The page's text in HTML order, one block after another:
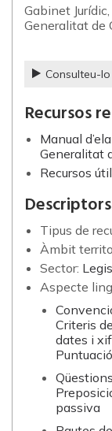
Gabinet
Generalitat de
Consulteu-
Recursos
Manual
Generalitat
Recursos
Descriptors
Tipus de
Àmbit
Sector:
Aspecte
Criteris
dates i
Puntuació
passiva